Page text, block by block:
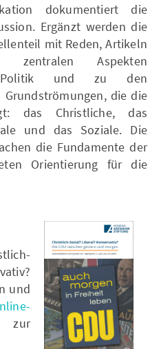
dokumentiert die
Ergänzt werden die
mit Reden, Artikeln
Aspekten
Politik und zu den
die die
das Christliche, das
und das Soziale. Die
die Fundamente der
Orientierung für die
und
zur